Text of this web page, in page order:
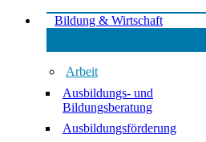
Bildung & Wirtschaft
Arbeit
Ausbildungs- und
Bildungsberatung
Ausbildungsförderung